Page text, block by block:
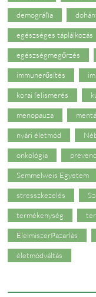
demográfia
egészséges táplálkozás
egészségmegőrzés
immunerősítés
korai felismerés
menopauza
nyári életmód
onkológia
Semmelweis Egyetem
stresszkezelés
termékenység
ÉlelmiszerPazarlás
életmódváltás